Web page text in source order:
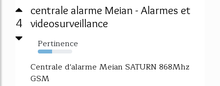
4
centrale alarme Meian - Alarmes et
videosurveillance
Pertinence
41%
Centrale d'alarme Meian SATURN 868Mhz
GSM